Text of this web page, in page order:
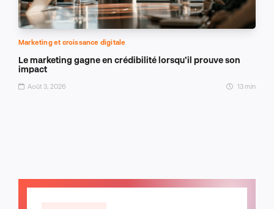
Marketing et croissance digitale
Le marketing gagne en crédibilité lorsqu’il prouve son
impact
Août 3, 2026 13 min